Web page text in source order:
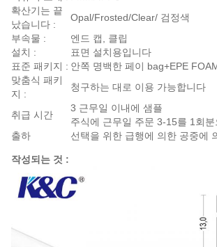
확산기는 끝
났습니다 :
Opal/Frosted/Clear/ 검정색
부속물 :
엔드 캡, 클립
설치 :
표면 설치용입니다
표준 패키지 : 안쪽 명백한 페이 bag+EPE
맞춤식 패키
지 :
청구하는 대로 이용 가능합니다
취급 시간
3 근무일 이내에 샘플
주식에 근무일 주문 3-15를 1회
출하
선택을 위한 급행에 의한 공중에
작성되는 것 :